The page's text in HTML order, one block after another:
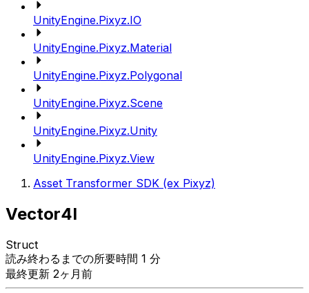
UnityEngine.Pixyz.IO
UnityEngine.Pixyz.Material
UnityEngine.Pixyz.Polygonal
UnityEngine.Pixyz.Scene
UnityEngine.Pixyz.Unity
UnityEngine.Pixyz.View
Asset Transformer SDK (ex Pixyz)
Vector4I
Struct
読み終わるまでの所要時間 1 分
最終更新 2ヶ月前